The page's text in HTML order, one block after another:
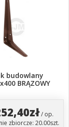
budowlany
BRĄZOWY
/ op.
zbiorcze: 20.00szt.